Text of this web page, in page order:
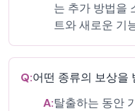
는 추가 방법을
트와 새로운 기
Q:어떤 종류의 보상을
A:탈출하는 동안